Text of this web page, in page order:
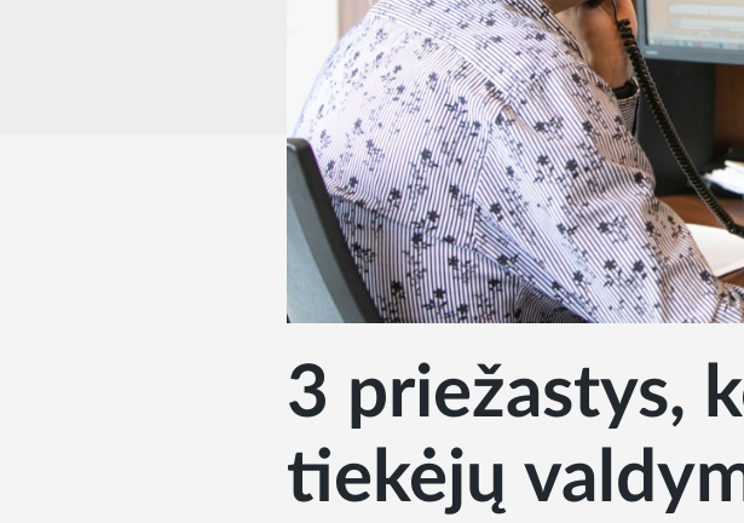
3 priežastys,
tiekėjų